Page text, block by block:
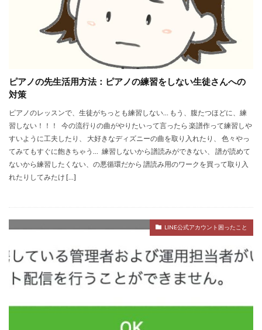
ピアノの先生活用方法：ピアノの練習をしない生徒さんへの
対策
ピアノのレッスンで、生徒がちっとも練習しない… もう、腹たつほどに、練
習しない！！！ 今の流行りの曲がやりたいって言ったら 楽譜作って練習しや
すいように工夫したり、 大好きなディズニーの曲を取り入れたり、 色々やっ
てみてもすぐに飽きちゃう… 練習しないから譜読みができない、 譜が読めて
ないから練習したくない、の悪循環だから 譜読み用のワークを買って取り入
れたりしてみたけ […]
LINE公式アカウント困ったこと